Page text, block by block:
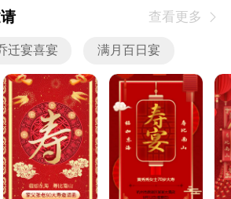
查看更多 
迁宴喜宴 满月百日宴